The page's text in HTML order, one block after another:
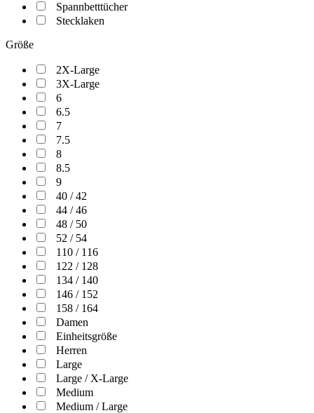
Spannbetttücher
Stecklaken
Größe
2X-Large
3X-Large
6
6.5
7
7.5
8
8.5
9
40 / 42
44 / 46
48 / 50
52 / 54
110 / 116
122 / 128
134 / 140
146 / 152
158 / 164
Damen
Einheitsgröße
Herren
Large
Large / X-Large
Medium
Medium / Large